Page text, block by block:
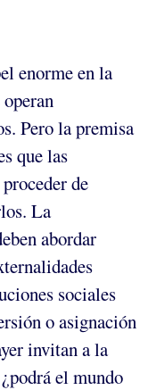
enorme en la
Pero la premisa
que las
de
La
abordar
sociales
o asignación
invitan a la
el mundo